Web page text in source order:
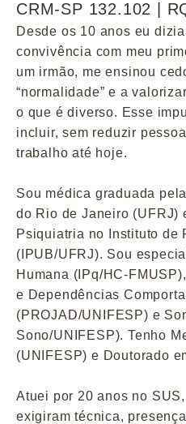
CRM-SP 132.102 |
Desde os 10 anos eu
convivência com meu
um irmão, me ensinou
“normalidade” e a
o que é diverso. Esse
incluir, sem reduzir
trabalho até hoje.
Sou médica graduada
do Rio de Janeiro (UFRJ)
Psiquiatria no Instituto de
(IPUB/UFRJ). Sou
Humana (IPq/HC-
e Dependências
(PROJAD/UNIFESP) e
Sono/UNIFESP). Tenho
(UNIFESP) e Doutorado
Atuei por 20 anos no
exigiram técnica,